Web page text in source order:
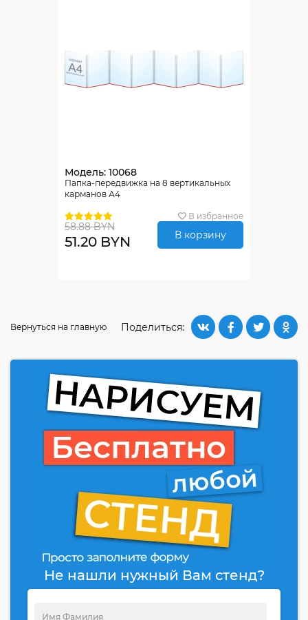
Модель: 10068
Папка-передвижка на 8 вертикальных
карманов А4
В избранное
58.88 BYN
51.20 BYN В корзину
Поделиться:
Вернуться на главную
Не нашли нужный Вам стенд?